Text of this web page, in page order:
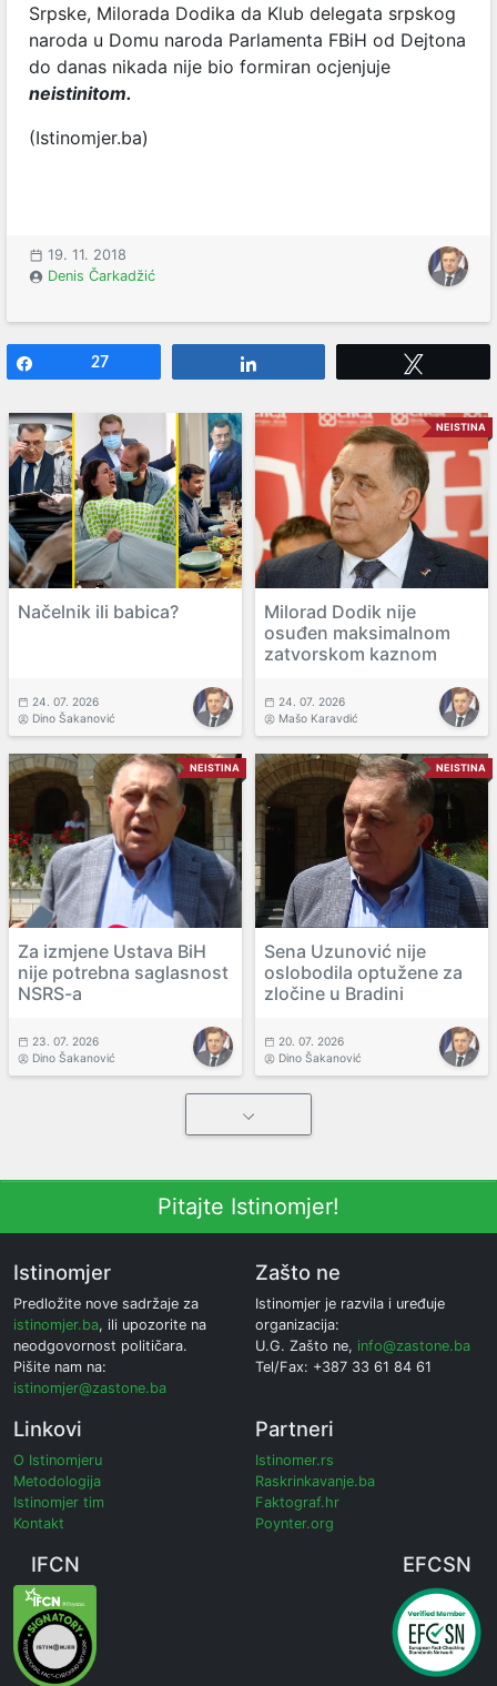
Srpske, Milorada Dodika da Klub delegata srpskog
naroda u Domu naroda Parlamenta FBiH od Dejtona
do danas nikada nije bio formiran ocjenjuje
neistinitom.
(Istinomjer.ba)
19. 11. 2018
Denis Čarkadžić
27
Načelnik ili babica?
24. 07. 2026
Dino Šakanović
NEISTINA
Milorad Dodik nije
osuđen maksimalnom
zatvorskom kaznom
24. 07. 2026
Mašo Karavdić
NEISTINA
Za izmjene Ustava BiH
nije potrebna saglasnost
NSRS-a
23. 07. 2026
Dino Šakanović
NEISTINA
Sena Uzunović nije
oslobodila optužene za
zločine u Bradini
20. 07. 2026
Dino Šakanović
Pitajte Istinomjer!
Istinomjer
Predložite nove sadržaje za
istinomjer.ba, ili upozorite na
neodgovornost političara.
Pišite nam na:
istinomjer@zastone.ba
Zašto ne
Istinomjer je razvila i uređuje
organizacija:
U.G. Zašto ne, info@zastone.ba
Tel/Fax: +387 33 61 84 61
Linkovi
O Istinomjeru
Metodologija
Istinomjer tim
Kontakt
Partneri
Istinomer.rs
Raskrinkavanje.ba
Faktograf.hr
Poynter.org
IFCN EFCSN